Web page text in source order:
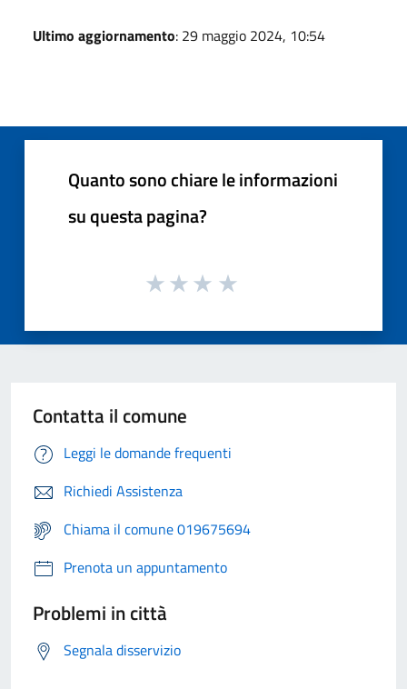
Ultimo aggiornamento: 29 maggio 2024, 10:54
Quanto sono chiare le informazioni
su questa pagina?
Contatta il comune
Leggi le domande frequenti
Richiedi Assistenza
Chiama il comune 019675694
Prenota un appuntamento
Problemi in città
Segnala disservizio